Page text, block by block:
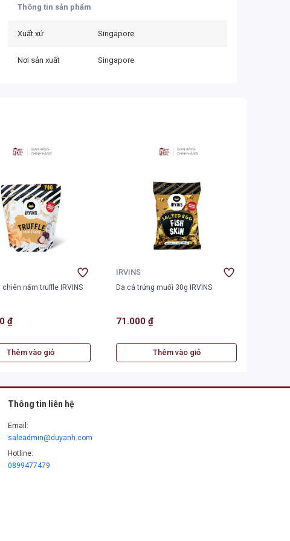
Thông tin sản phẩm
Xuất xứ Singapore
Nơi sản xuất Singapore
chiên nấm truffle IRVINS
₫
Thêm vào giỏ
IRVINS
Da cá trứng muối 30g IRVINS
71.000 ₫
Thêm vào giỏ
Thông tin liên hệ
Email:
saleadmin@duyanh.com
Hotline:
0899477479